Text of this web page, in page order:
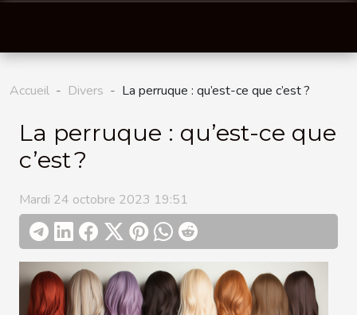
Accueil Divers La perruque : qu’est-ce que c’est ?
La perruque : qu’est-ce que
c’est ?
Mardi 24 octobre 2023 19:51